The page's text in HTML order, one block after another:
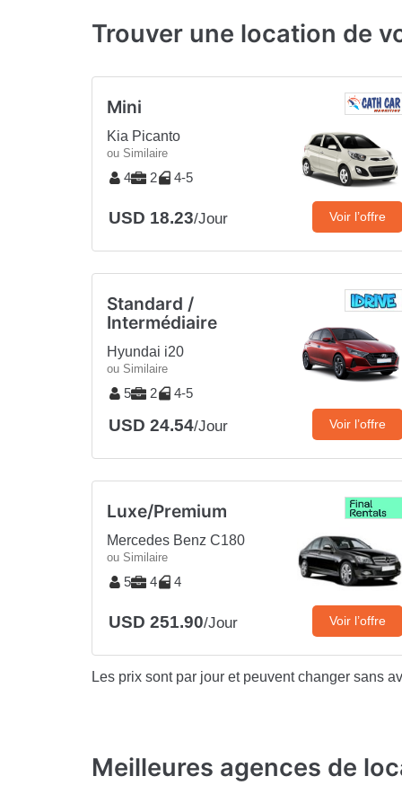
Trouver une location de
Mini
Kia Picanto
ou Similaire
4 2 4-5
USD 18.23/Jour Voir l’offre
Standard /
Intermédiaire
Hyundai i20
ou Similaire
5 2 4-5
USD 24.54/Jour Voir l’offre
Luxe/Premium
Mercedes Benz C180
ou Similaire
5 4 4
USD 251.90/Jour Voir l’offre
Les prix sont par jour et peuvent changer sans
Meilleures agences de